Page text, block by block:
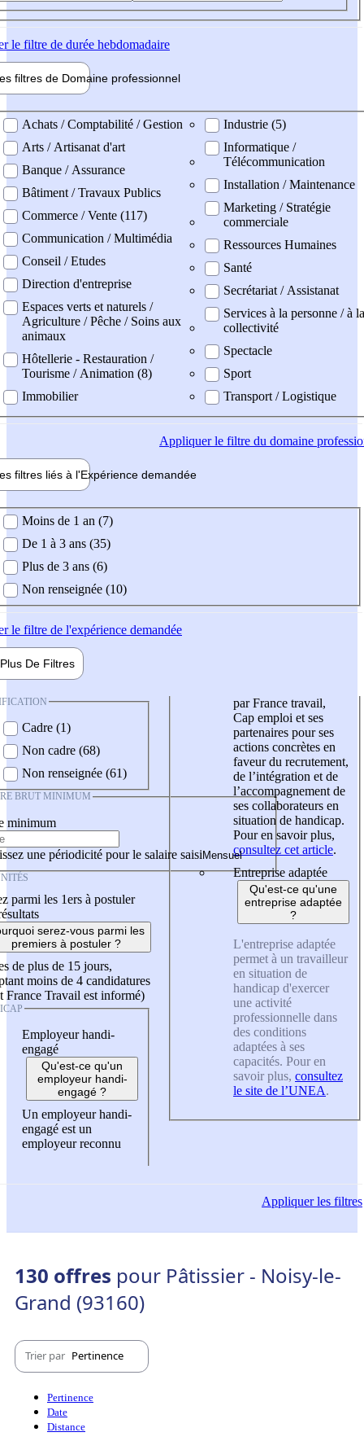
le filtre de durée hebdomadaire
filtres de Domaine professionnel
professionel
Achats / Comptabilité / Gestion
Arts / Artisanat d'art
Banque / Assurance
Bâtiment / Travaux Publics
Commerce / Vente (117)
Communication / Multimédia
Conseil / Etudes
Direction d'entreprise
Espaces verts et naturels /
Agriculture / Pêche / Soins aux
animaux
Hôtellerie - Restauration /
Tourisme / Animation (8)
Immobilier
Industrie (5)
Informatique /
Télécommunication
Installation / Maintenance
Marketing / Stratégie
commerciale
Ressources Humaines
Santé
Secrétariat / Assistanat
Services à la personne / à la
collectivité
Spectacle
Sport
Transport / Logistique
Appliquerle filtre du domaine
filtres liés à l'Expérience demandée
demandée
Moins de 1 an (7)
De 1 à 3 ans (35)
Plus de 3 ans (6)
Non renseignée (10)
le filtre de l'expérience demandée
Plus De Filtres
Cadre (1)
Non cadre (68)
Non renseignée (61)
BRUT MINIMUM
minimum
une périodicité pour le salaire saisi
parmi les 1ers à postuler
serez-vous parmi les
premiers à postuler ?
de plus de 15 jours,
moins de 4 candidatures
France Travail est informé)
Employeur handi-
engagé
Qu'est-ce qu'un
employeur handi-
engagé ?
Un employeur handi-
engagé est un
employeur reconnu
par France travail,
Cap emploi et ses
partenaires pour ses
actions concrètes en
faveur du recrutement,
de l’intégration et de
l’accompagnement de
ses collaborateurs en
situation de handicap.
Pour en savoir plus,
consultez cet article.
Entreprise adaptée
Qu'est-ce qu'une
entreprise adaptée
?
L'entreprise adaptée
permet à un travailleur
en situation de
handicap d'exercer
une activité
professionnelle dans
des conditions
adaptées à ses
capacités. Pour en
savoir plus, consultez
le site de l’UNEA.
Appliquerles filtres
130 offres pour Pâtissier - Noisy-le-
Grand (93160)
Trier par Pertinence
Pertinence
Date
Distance